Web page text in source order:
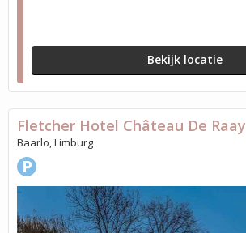
Bekijk locatie
Fletcher Hotel Château De Raay
Baarlo, Limburg